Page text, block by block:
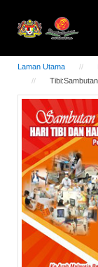
Laman Utama